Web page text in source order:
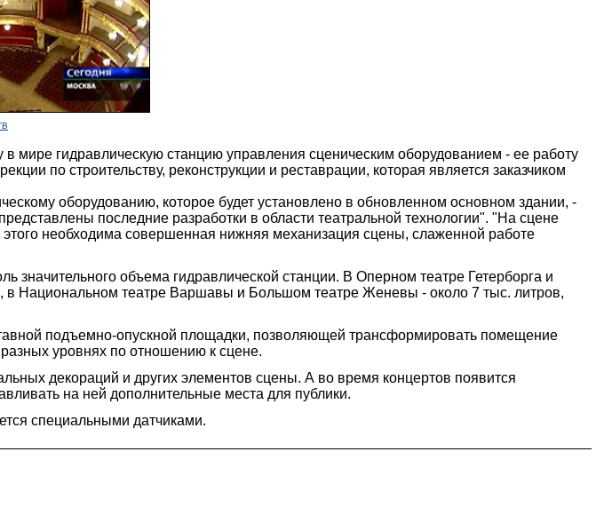
мире гидравлическую станцию управления сценическим оборудованием - ее работу
по строительству, реконструкции и реставрации, которая является заказчиком
оборудованию, которое будет установлено в обновленном основном здании, -
последние разработки в области театральной технологии". "На сцене
необходима совершенная нижняя механизация сцены, слаженной работе
значительного объема гидравлической станции. В Оперном театре Гетерборга и
в Национальном театре Варшавы и Большом театре Женевы - около 7 тыс. литров,
подъемно-опускной площадки, позволяющей трансформировать помещение
уровнях по отношению к сцене.
декораций и других элементов сцены. А во время концертов появится
на ней дополнительные места для публики.
специальными датчиками.